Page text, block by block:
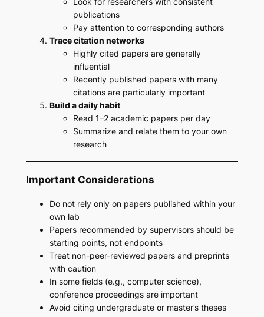
publications
Pay attention to corresponding authors
Trace citation networks
Highly cited papers are generally
influential
Recently published papers with many
citations are particularly important
Build a daily habit
Read 1–2 academic papers per day
Summarize and relate them to your own
research
Important Considerations
Do not rely only on papers published within your
own lab
Papers recommended by supervisors should be
starting points, not endpoints
Treat non-peer-reviewed papers and preprints
with caution
In some fields (e.g., computer science),
conference proceedings are important
Avoid citing undergraduate or master’s theses